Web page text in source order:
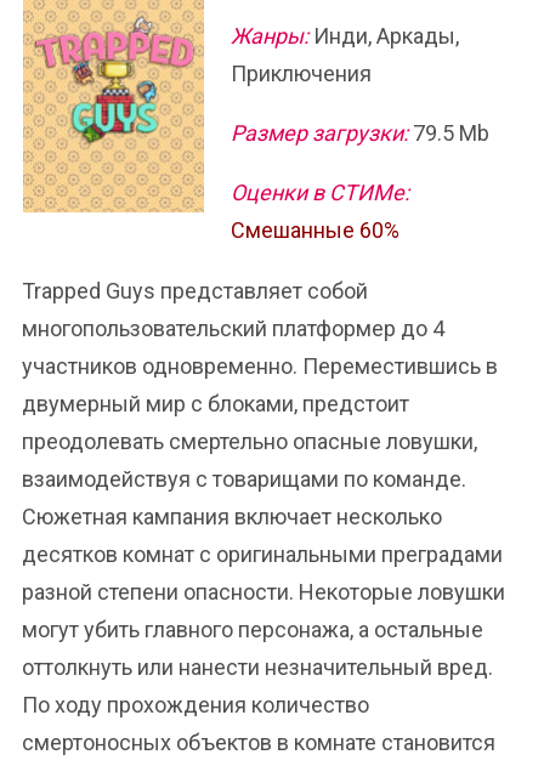
Жанры:Инди, Аркады,
Приключения
Размер загрузки:79.5 Mb
Оценки в СТИМе:
Смешанные 60%
Trapped Guys представляет собой
многопользовательский платформер до 4
участников одновременно. Переместившись в
двумерный мир с блоками, предстоит
преодолевать смертельно опасные ловушки,
взаимодействуя с товарищами по команде.
Сюжетная кампания включает несколько
десятков комнат с оригинальными преградами
разной степени опасности. Некоторые ловушки
могут убить главного персонажа, а остальные
оттолкнуть или нанести незначительный вред.
По ходу прохождения количество
смертоносных объектов в комнате становится